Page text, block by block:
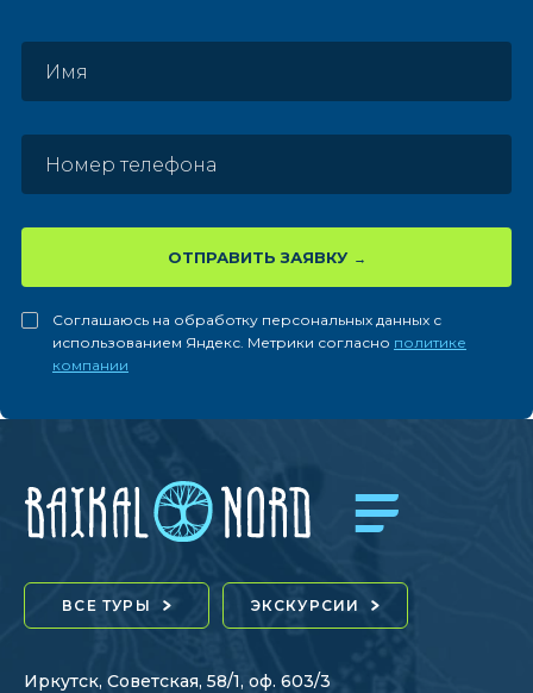
ОТПРАВИТЬ ЗАЯВКУ
Соглашаюсь на обработку персональных данных с
использованием Яндекс. Метрики согласно политике
компании
ВСЕ ТУРЫ ЭКСКУРСИИ
Иркутск, Советская, 58/1, оф. 603/3